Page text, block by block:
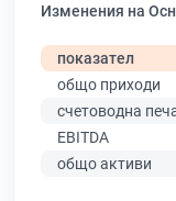
Изменения на
показател
общо приходи
счетоводна
EBITDA
общо активи